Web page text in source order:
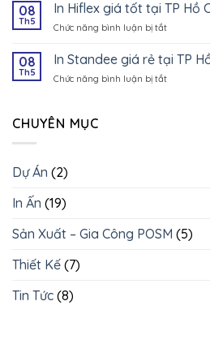
TP
Decal
TP
08
Th5
In Hiflex giá tốt tại TP Hồ
Chức năng bình luận bị tắt
Hiflex
giá
08
Th5
In Standee giá rẻ tại TP
Chức năng bình luận bị tắt
CHUYÊN MỤC
Dự Án (2)
In Ấn (19)
Sản Xuất – Gia Công POSM (5)
Thiết Kế (7)
Tin Tức (8)